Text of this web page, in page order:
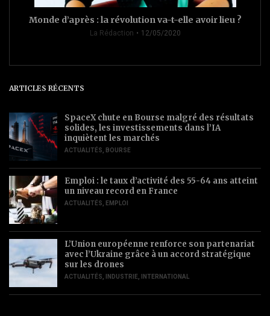
Monde d’après : la révolution va-t-elle avoir lieu ?
La Rédaction 12/05/2020
ARTICLES RÉCENTS
SpaceX chute en Bourse malgré des résultats
solides, les investissements dans l’IA
inquiètent les marchés
ACTUALITÉS BOURSE
Emploi : le taux d’activité des 55-64 ans atteint
un niveau record en France
ACTUALITÉS EMPLOI
L’Union européenne renforce son partenariat
avec l’Ukraine grâce à un accord stratégique
sur les drones
ACTUALITÉS INDUSTRIE INTERNATIONAL